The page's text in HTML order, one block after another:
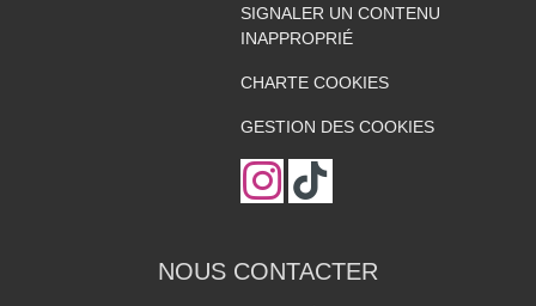
SIGNALER UN CONTENU
INAPPROPRIÉ
CHARTE COOKIES
GESTION DES COOKIES
NOUS CONTACTER